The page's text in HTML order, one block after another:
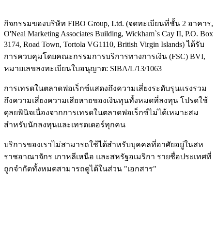
กิจกรรมของบริษัท FIBO Group, Ltd. (จดทะเบียนที่ชั้น 2 อาคาร,
O'Neal Marketing Associates Building, Wickham`s Cay II, P.O. Box
3174, Road Town, Tortola VG1110, British Virgin Islands) ได้รับ
การควบคุมโดยคณะกรรมการบริการทางการเงิน (FSC) BVI,
หมายเลขลงทะเบียนใบอนุญาต: SIBA/L/13/1063
การเทรดในตลาดฟอเร็กซ์แสดงถึงความเสี่ยงระดับรุนแรงรวม
ถึงความเสี่ยงความเสียหายของเงินทุนทั้งหมดที่ลงทุน โปรดใช้
ดุลยพินิจเนื่องจากการเทรดในตลาดฟอเร็กซ์ไม่ได้เหมาะสม
สำหรับนักลงทุนและเทรดเดอร์ทุกคน
บริการของเราไม่สามารถใช้ได้สำหรับบุคคลที่อาศัยอยู่ในสห
ราชอาณาจักร เกาหลีเหนือ และสหรัฐอเมริกา รายชื่อประเทศที่
ถูกจำกัดทั้งหมดสามารถดูได้ในส่วน "เอกสาร"